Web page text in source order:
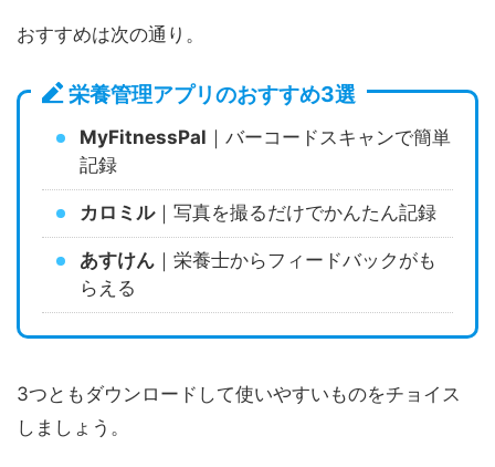
おすすめは次の通り。
栄養管理アプリのおすすめ3選
MyFitnessPal ｜バーコードスキャンで簡単
記録
カロミル｜写真を撮るだけでかんたん記録
あすけん ｜栄養士からフィードバックがも
らえる
3つともダウンロードして使いやすいものをチョイス
しましょう。